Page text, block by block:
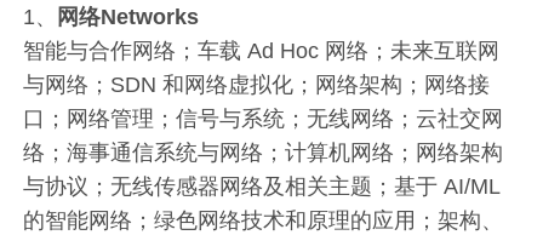
1、
网络Networks
智能与合作网络；车载 Ad Hoc 网络；未来互联网
与网络；SDN 和网络虚拟化；网络架构；网络接
口；网络管理；信号与系统；无线网络；云社交网
络；海事通信系统与网络；计算机网络；网络架构
与协议；无线传感器网络及相关主题；基于 AI/ML
的智能网络；绿色网络技术和原理的应用；架构、